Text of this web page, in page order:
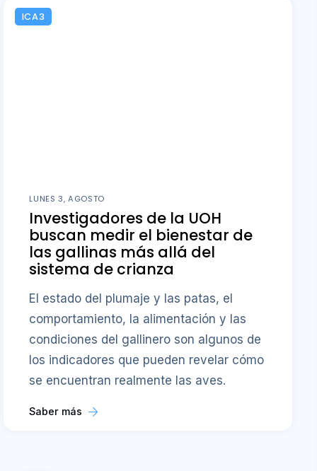
ICA3
LUNES 3, AGOSTO
Investigadores de la UOH
buscan medir el bienestar de
las gallinas más allá del
sistema de crianza
El estado del plumaje y las patas, el
comportamiento, la alimentación y las
condiciones del gallinero son algunos de
los indicadores que pueden revelar cómo
se encuentran realmente las aves.
Saber más